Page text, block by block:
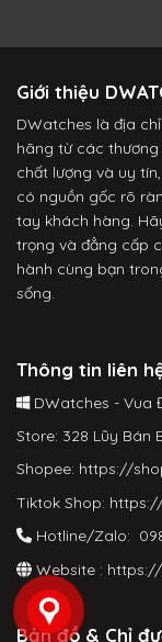
Giới thiệu
DWatches là địa
hãng từ các
chất lượng và uy
có nguồn gốc rõ
tay khách hàng.
trọng và đẳng cấp
hành cùng bạn
sống.
Thông tin liên
DWatches - Vua
Store: 328 Lũy Bán
Shopee: https://
Tiktok Shop:
Hotline/Zalo:
Website :
Bản đồ & Chỉ